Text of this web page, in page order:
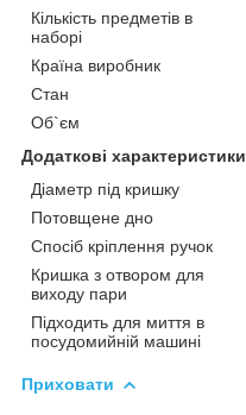
Кількість предметів в
наборі
Країна виробник
Стан
Об`єм
Додаткові характеристики
Діаметр під кришку
Потовщене дно
Спосіб кріплення ручок
Кришка з отвором для
виходу пари
Підходить для миття в
посудомийній машині
Приховати